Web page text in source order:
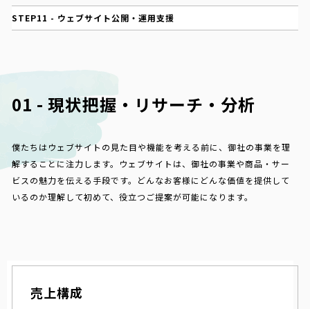
STEP11 - ウェブサイト公開・運用支援
01 - 現状把握・リサーチ・分析
僕たちはウェブサイトの見た目や機能を考える前に、御社の事業を理
解することに注力します。ウェブサイトは、御社の事業や商品・サー
ビスの魅力を伝える手段です。どんなお客様にどんな価値を提供して
いるのか理解して初めて、役立つご提案が可能になります。
売上構成